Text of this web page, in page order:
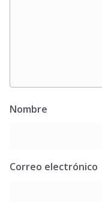
Nombre
Correo electrónico